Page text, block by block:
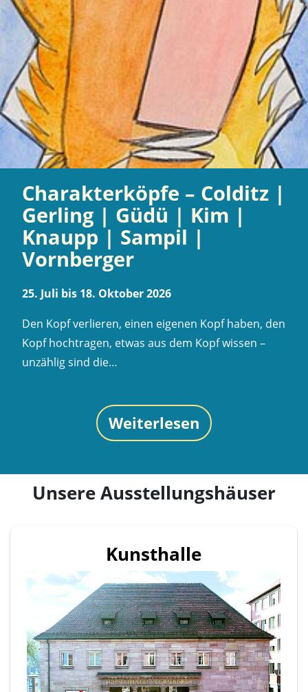
Charakterköpfe – Colditz |
Gerling | Güdü | Kim |
Knaupp | Sampil |
Vornberger
25. Juli bis 18. Oktober 2026
Den Kopf verlieren, einen eigenen Kopf haben, den
Kopf hochtragen, etwas aus dem Kopf wissen –
unzählig sind die…
Weiterlesen
Unsere Ausstellungshäuser
Kunsthalle